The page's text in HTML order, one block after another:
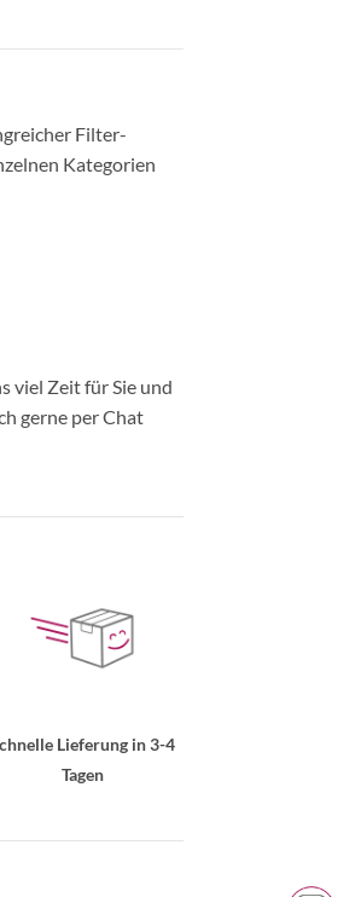
Filter-
Kategorien
viel Zeit für Sie und
gerne per Chat
Lieferung in 3-4
Tagen